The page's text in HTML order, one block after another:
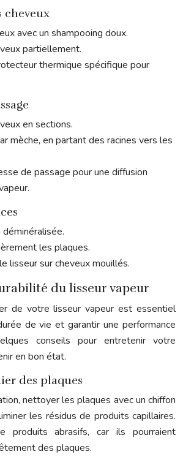
cheveux
avec un shampooing doux.
partiellement.
thermique spécifique pour
en sections.
mèche, en partant des racines vers les
de passage pour une diffusion
déminéralisée.
les plaques.
lisseur sur cheveux mouillés.
du lisseur vapeur
de votre lisseur vapeur est essentiel
de vie et garantir une performance
conseils pour entretenir votre
en bon état.
des plaques
nettoyer les plaques avec un chiffon
les résidus de produits capillaires.
produits abrasifs, car ils pourraient
des plaques.